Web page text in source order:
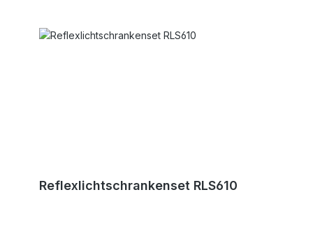
Reflexlichtschrankenset RLS610